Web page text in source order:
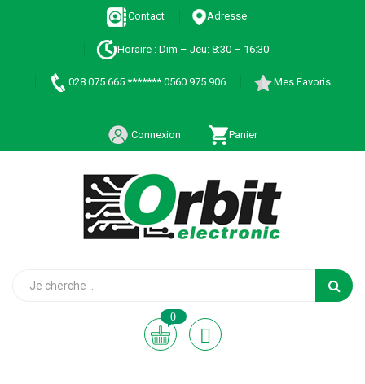
Contact Adresse
Horaire : Dim – Jeu: 8:30 – 16:30
028 075 665 ******* 0560 975 906 Mes Favoris
Connexion Panier
0